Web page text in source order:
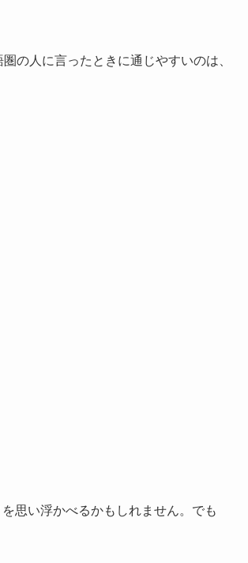
の人に言ったときに通じやすいのは、
思い浮かべるかもしれません。でも